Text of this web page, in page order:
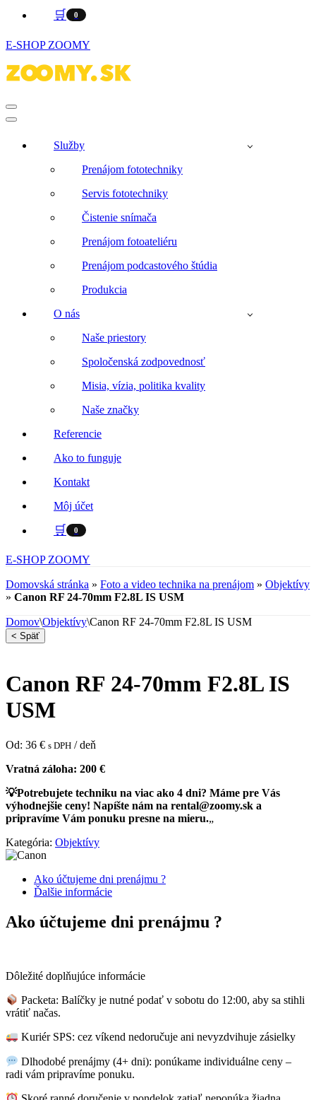
🛒 0
E-SHOP ZOOMY
Menu
navigácie
Menu
Služby
Prenájom fototechniky
Servis fototechniky
Čistenie snímača
Prenájom fotoateliéru
Prenájom podcastového štúdia
Produkcia
O nás
Naše priestory
Spoločenská zodpovednosť
Misia, vízia, politika kvality
Naše značky
Referencie
Ako to funguje
Kontakt
Môj účet
🛒 0
E-SHOP ZOOMY
Domovská stránka » Foto a video technika na prenájom » Objektívy
» Canon RF 24-70mm F2.8L IS USM
Domov\Objektívy\Canon RF 24-70mm F2.8L IS USM
< Späť
Canon RF 24-70mm F2.8L IS
USM
Od: 36 € s DPH / deň
Vratná záloha: 200 €
💡Potrebujete techniku na viac ako 4 dni? Máme pre Vás
výhodnejšie ceny! Napíšte nám na rental@zoomy.sk a
pripravíme Vám ponuku presne na mieru.„
Kategória: Objektívy
Ako účtujeme dni prenájmu ?
Ďalšie informácie
Ako účtujeme dni prenájmu ?
Dôležité doplňujúce informácie
Packeta: Balíčky je nutné podať v sobotu do 12:00, aby sa stihli
vrátiť načas.
Kuriér SPS: cez víkend nedoručuje ani nevyzdvihuje zásielky
Dlhodobé prenájmy (4+ dni): ponúkame individuálne ceny –
radi vám pripravíme ponuku.